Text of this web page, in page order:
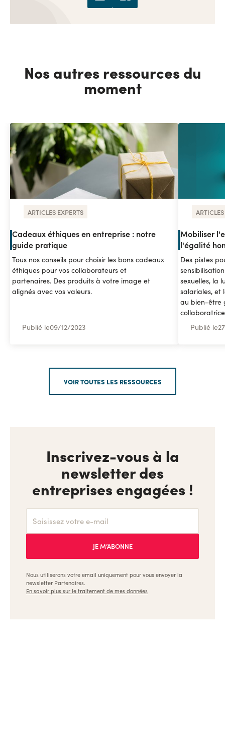
Nos autres ressources du
moment
ARTICLES EXPERTS
Cadeaux éthiques en entreprise : notre
guide pratique
Tous nos conseils pour choisir les bons cadeaux
éthiques pour vos collaborateurs et
partenaires. Des produits à votre image et
alignés avec vos valeurs.
Publié le09/12/2023
Mobiliser
l'égalité
Des pistes
sexuelles, la
salariales, et
au bien-être
Publié le27
VOIR TOUTES LES RESSOURCES
Inscrivez-vous à la
newsletter des
entreprises engagées !
Nous utiliserons votre email uniquement pour vous envoyer la
newsletter Partenaires.
En savoir plus sur le traitement de mes données